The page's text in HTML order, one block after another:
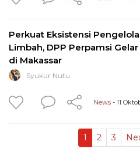
Perkuat Eksistensi
Limbah, DPP Perpamsi
di Makassar
Syukur Nutu
News - 11
1 2 3